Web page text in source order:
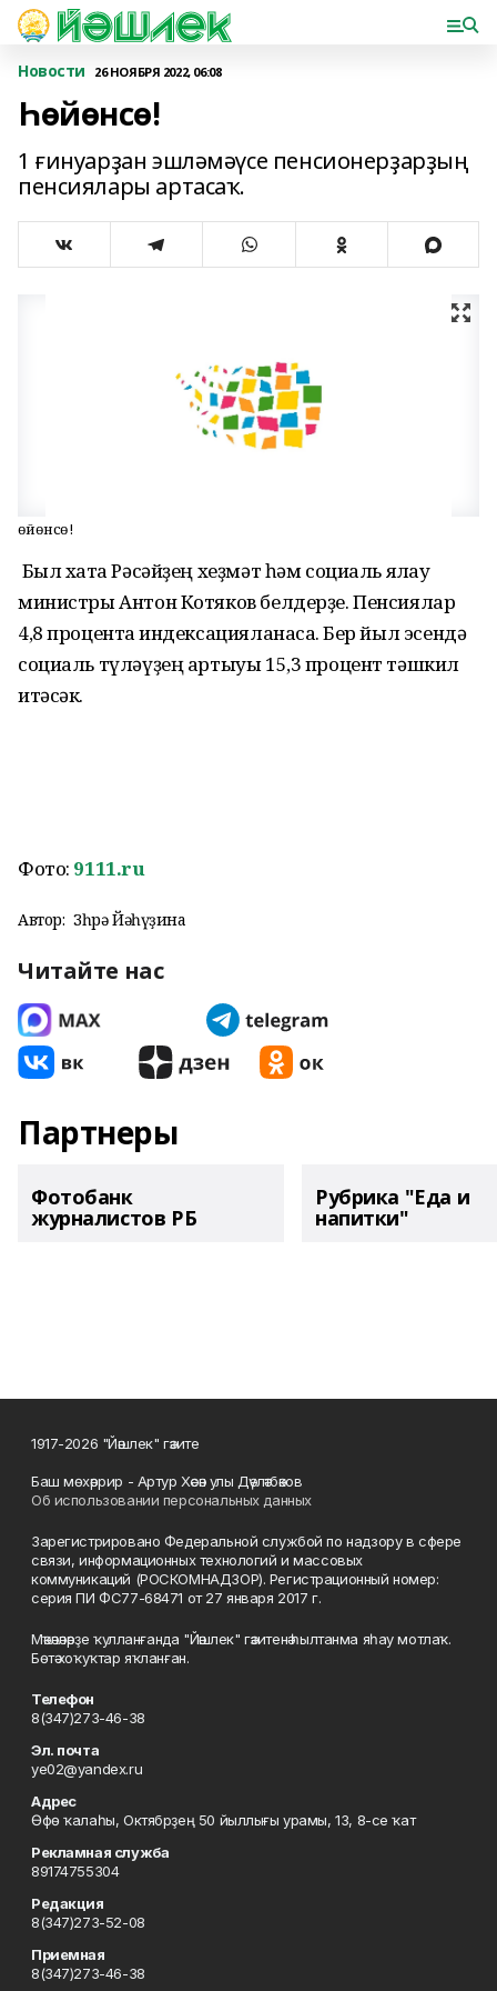
Новости 26 НОЯБРЯ 2022, 06:08
Һөйөнсө!
1 ғинуарҙан эшләмәүсе пенсионерҙарҙың
пенсиялары артасаҡ.
Һөйөнсө!
Был хаҡта Рәсәйҙең хеҙмәт һәм социаль яҡлау
министры Антон Котяков белдерҙе. Пенсиялар
4,8 процентҡа индексацияланасаҡ. Бер йыл эсендә
социаль түләүҙең артыуы 15,3 процент тәшкил
итәсәк.
Фото: 9111.ru
Автор: Зөһрә Йәһүҙина
Читайте нас
Партнеры
Фотобанк
журналистов РБ
Рубрика "Еда и
напитки"
1917-2026 "Йәшлек" гәзите
Баш мөхәррир - Артур Хәсән улы Дәүләтбәков
Об использовании персональных данных
Зарегистрировано Федеральной службой по надзору в сфере
связи, информационных технологий и массовых
коммуникаций (РОСКОМНАДЗОР). Регистрационный номер:
серия ПИ ФС77-68471 от 27 января 2017 г.
Мәҡәләләрҙе ҡулланғанда "Йәшлек" гәзитенә һылтанма яһау мотлаҡ.
Бөтә хоҡуҡтар яҡланған.
Телефон
8(347)273-46-38
Эл. почта
ye02@yandex.ru
Адрес
Өфө ҡалаһы, Октябрҙең 50 йыллығы урамы, 13, 8-се ҡат
Рекламная служба
89174755304
Редакция
8(347)273-52-08
Приемная
8(347)273-46-38